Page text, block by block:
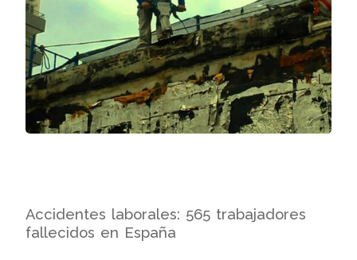
Accidentes laborales: 565 trabajadores
fallecidos en España